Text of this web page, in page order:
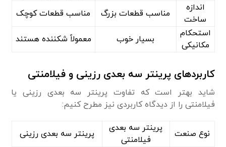
اندازه
ساخت
مناسب قطعات بزرگ
مناسب قطعات کوچک
استحکام
مکانیکی
بسیار خوب معمولاً شکننده هستند
کاربردهای پرینتر سه بعدی رزینی و فیلامنتی
شاید بهتر است که تفاوت پرینتر سه بعدی رزینی یا
فیلامنتی را از دیدگاه کاربردی نیز مطرح کنیم:
نوع صنعت
پرینتر سه بعدی
فیلامنتی
پرینتر سه بعدی رزینی